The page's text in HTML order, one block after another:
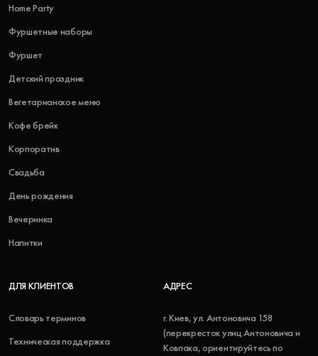
Home Party
Фуршетные наборы
Фуршет
Детский праздник
Вегетарианское меню
Кофе брейк
Корпоратив
Свадьба
День рождения
Вечеринка
Напитки
ДЛЯ КЛИЕНТОВ
Словарь терминов
Техническая поддержка
АДРЕС
г. Киев, ул. Антоновича 158
(перекресток улиц Антоновича и
Ковпака, ориентируйтесь по